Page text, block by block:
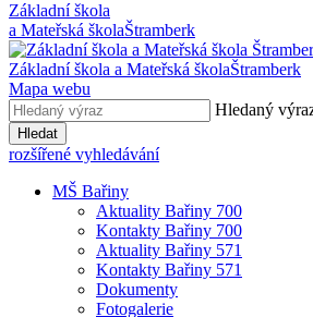
Základní škola
a Mateřská školaŠtramberk
Základní škola a Mateřská školaŠtramberk
Mapa webu
Hledaný
Hledat
rozšířené vyhledávání
MŠ Bařiny
Aktuality Bařiny 700
Kontakty Bařiny 700
Aktuality Bařiny 571
Kontakty Bařiny 571
Dokumenty
Fotogalerie